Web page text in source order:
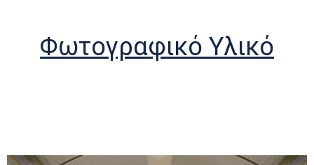
Φωτογραφικό Υλικό